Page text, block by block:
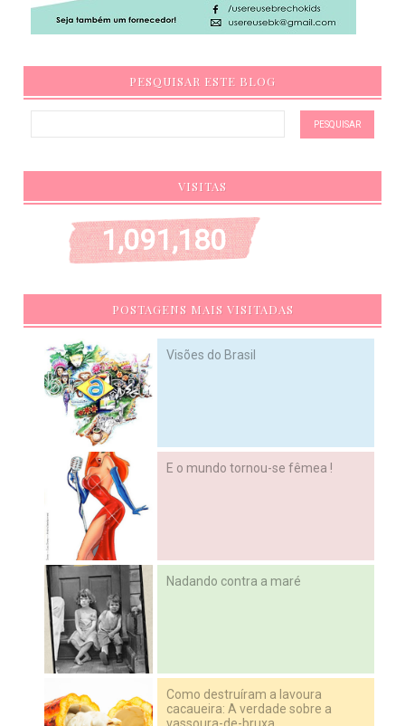
PESQUISAR ESTE BLOG
VISITAS
1,091,180
POSTAGENS MAIS VISITADAS
Visões do Brasil
E o mundo tornou-se fêmea !
Nadando contra a maré
Como destruíram a lavoura
cacaueira: A verdade sobre a